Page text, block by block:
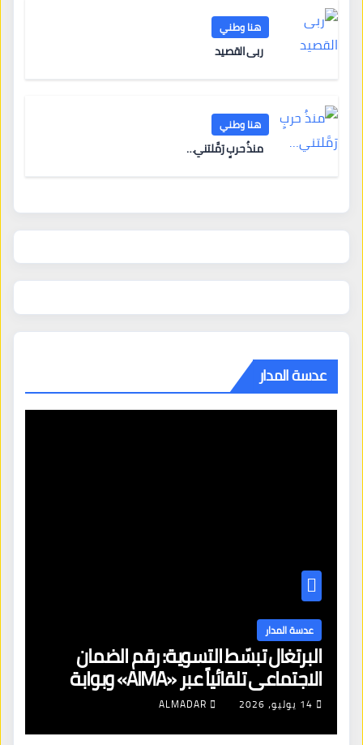
هنا وطني
ربى القصيد
هنا وطني
منذُ حربٍ رَمَّلتني…
عدسة المدار
عدسة المدار
البرتغال تبسّط التسوية: رقم الضمان
الاجتماعي تلقائياً عبر «AIMA» وبوابة
جديدة لتجديد الإقامات
14 يوليو، 2026 ALMADAR